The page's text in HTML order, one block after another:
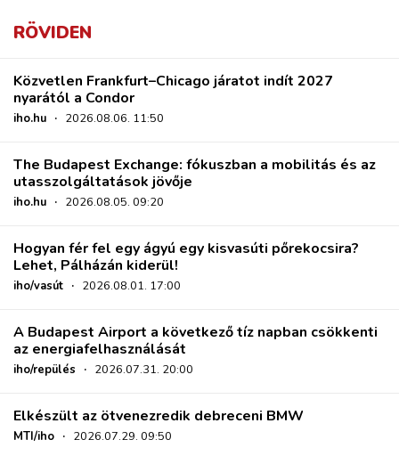
RÖVIDEN
Közvetlen Frankfurt–Chicago járatot indít 2027
nyarától a Condor
iho.hu · 2026.08.06. 11:50
The Budapest Exchange: fókuszban a mobilitás és az
utasszolgáltatások jövője
iho.hu · 2026.08.05. 09:20
Hogyan fér fel egy ágyú egy kisvasúti pőrekocsira?
Lehet, Pálházán kiderül!
iho/vasút · 2026.08.01. 17:00
A Budapest Airport a következő tíz napban csökkenti
az energiafelhasználását
iho/repülés · 2026.07.31. 20:00
Elkészült az ötvenezredik debreceni BMW
MTI/iho · 2026.07.29. 09:50